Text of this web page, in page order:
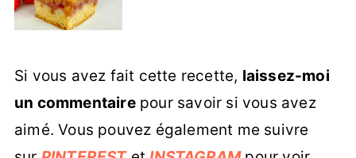
Si vous avez fait cette recette, laissez-moi
un commentairepour savoir si vous avez
aimé. Vous pouvez également me suivre